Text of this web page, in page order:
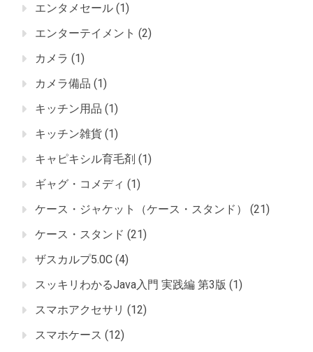
エンタメセール (1)
エンターテイメント (2)
カメラ (1)
カメラ備品 (1)
キッチン用品 (1)
キッチン雑貨 (1)
キャピキシル育毛剤 (1)
ギャグ・コメディ (1)
ケース・ジャケット（ケース・スタンド）
(21)
ケース・スタンド (21)
ザスカルプ5.0C (4)
スッキリわかるJava入門 実践編 第3版 (1)
スマホアクセサリ (12)
スマホケース (12)